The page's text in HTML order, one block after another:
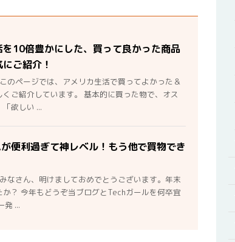
10倍豊かにした、買って良かった商品
ご紹介！
のページでは、アメリカ生活で買ってよかった＆
ご紹介しています。 基本的に買った物で、オス
欲しい ...
便利過ぎて神レベル！もう他で買物でき
なさん、明けましておめでとうございます。年末
？ 今年もどうぞ当ブログとTechガールを何卒宜
発 ...